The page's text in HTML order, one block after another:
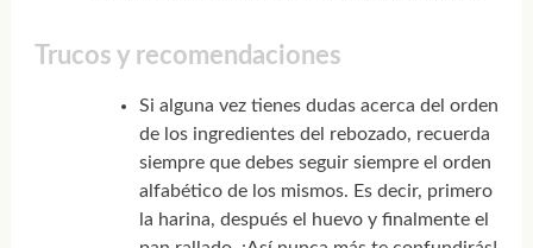
Trucos y recomendaciones
Si alguna vez tienes dudas acerca del orden
de los ingredientes del rebozado, recuerda
siempre que debes seguir siempre el orden
alfabético de los mismos. Es decir, primero
la harina, después el huevo y finalmente el